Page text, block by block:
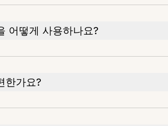
어떻게 사용하나요?
한가요?